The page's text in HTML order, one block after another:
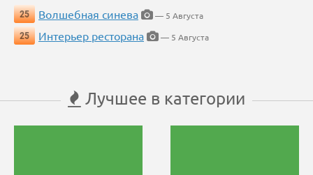
25
Волшебная синева
— 5 Августа
25
Интерьер ресторана — 5 Августа
Лучшее в категории